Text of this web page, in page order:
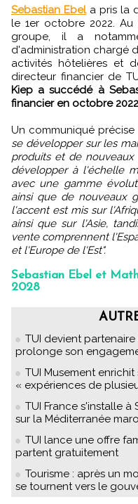
Sebastian Ebela pris la
le 1er octobre 2022.
groupe, il a
d'administration chargé
activités hôtelières et
directeur financier de
Kiep a succédé à
financier en octobre
Un communiqué précise
se développer sur les
produits et de
développer à l'échelle
avec une gamme
ainsi que de nouveaux
l'accent est mis sur
ainsi que sur l'Asie,
vente comprennent
et l'Europe de l'Est".
Sebastian Ebel et
2028
TUI devient
prolonge son
TUI Musement
« expériences de
TUI France s'installe
sur la Méditerranée
TUI lance une offre
partent gratuitement
Tourisme : après un
se tournent vers le